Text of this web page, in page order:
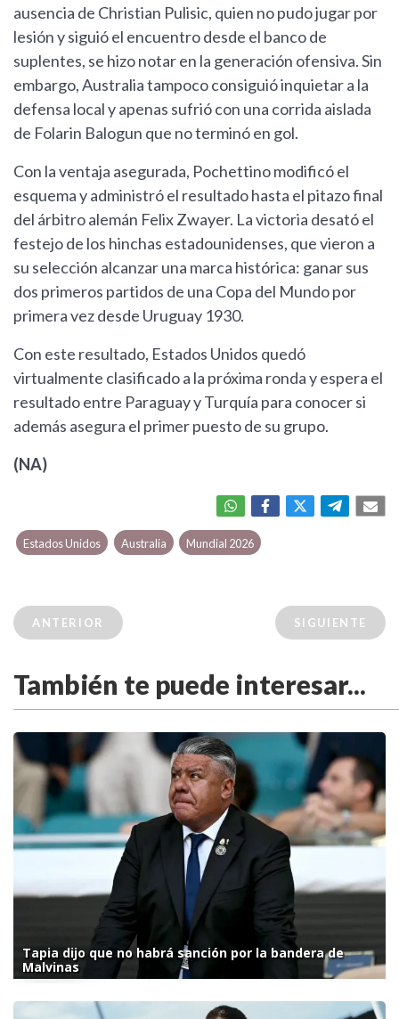
ausencia de Christian Pulisic, quien no pudo jugar por
lesión y siguió el encuentro desde el banco de
suplentes, se hizo notar en la generación ofensiva. Sin
embargo, Australia tampoco consiguió inquietar a la
defensa local y apenas sufrió con una corrida aislada
de Folarin Balogun que no terminó en gol.
Con la ventaja asegurada, Pochettino modificó el
esquema y administró el resultado hasta el pitazo final
del árbitro alemán Felix Zwayer. La victoria desató el
festejo de los hinchas estadounidenses, que vieron a
su selección alcanzar una marca histórica: ganar sus
dos primeros partidos de una Copa del Mundo por
primera vez desde Uruguay 1930.
Con este resultado, Estados Unidos quedó
virtualmente clasificado a la próxima ronda y espera el
resultado entre Paraguay y Turquía para conocer si
además asegura el primer puesto de su grupo.
(NA)
Estados Unidos Australia Mundial 2026
ANTERIOR SIGUIENTE
También te puede interesar...
Tapia dijo que no habrá sanción por la bandera de
Malvinas